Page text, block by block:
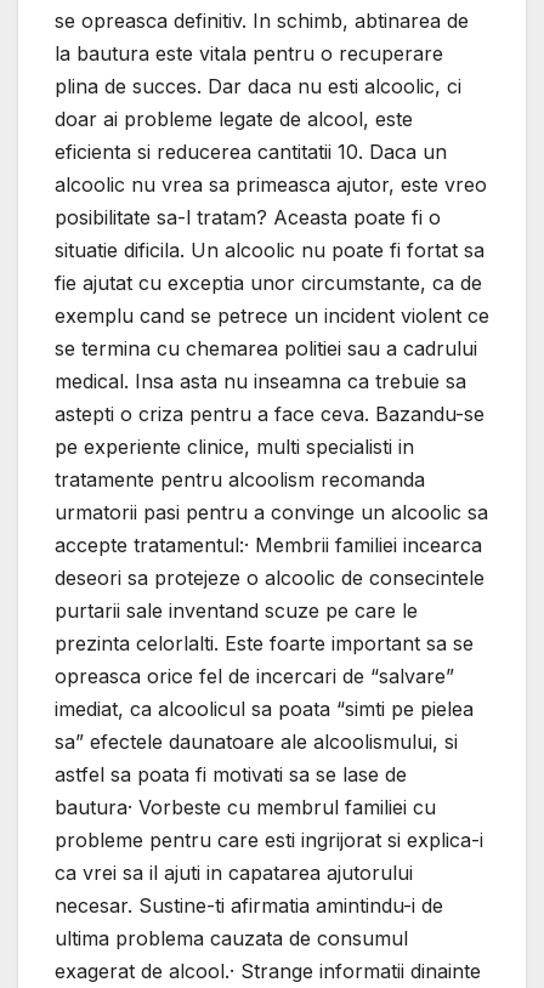
se opreasca definitiv. In schimb, abtinarea de
la bautura este vitala pentru o recuperare
plina de succes. Dar daca nu esti alcoolic, ci
doar ai probleme legate de alcool, este
eficienta si reducerea cantitatii 10. Daca un
alcoolic nu vrea sa primeasca ajutor, este vreo
posibilitate sa-l tratam? Aceasta poate fi o
situatie dificila. Un alcoolic nu poate fi fortat sa
fie ajutat cu exceptia unor circumstante, ca de
exemplu cand se petrece un incident violent ce
se termina cu chemarea politiei sau a cadrului
medical. Insa asta nu inseamna ca trebuie sa
astepti o criza pentru a face ceva. Bazandu-se
pe experiente clinice, multi specialisti in
tratamente pentru alcoolism recomanda
urmatorii pasi pentru a convinge un alcoolic sa
accepte tratamentul:· Membrii familiei incearca
deseori sa protejeze o alcoolic de consecintele
purtarii sale inventand scuze pe care le
prezinta celorlalti. Este foarte important sa se
opreasca orice fel de incercari de “salvare”
imediat, ca alcoolicul sa poata “simti pe pielea
sa” efectele daunatoare ale alcoolismului, si
astfel sa poata fi motivati sa se lase de
bautura· Vorbeste cu membrul familiei cu
probleme pentru care esti ingrijorat si explica-i
ca vrei sa il ajuti in capatarea ajutorului
necesar. Sustine-ti afirmatia amintindu-i de
ultima problema cauzata de consumul
exagerat de alcool.· Strange informatii dinainte